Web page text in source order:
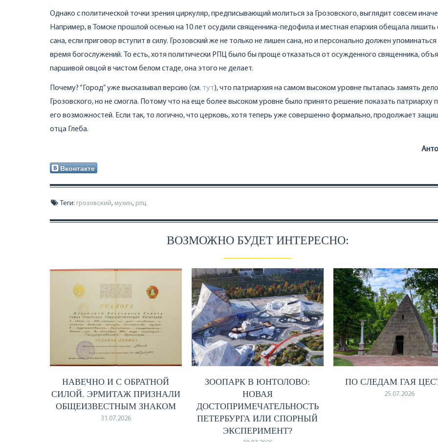
Однако с политической точки зрения циркуляр, предписывающий молиться за Грозовского, выглядит совсем
Например, в Томске прошлой осенью на 10 лет осудили священника-педофила и местная епархия обещала лишить
сана, если приговор вступит в силу. Грозовский же не только не лишен сана, но и персонально должен упоминаться
время богослужений. То есть, хотя политически РПЦ было бы проще отказаться от осужденного священника,
паршивой овцой в чистом белом стаде, она этого не делает.
Почему? “Город” уже высказывал версию (см. тут), что патриархия на самом высоком уровне пыталась замять дело
Грозовского, но не смогла. Потому что на еще более высоком уровне было принято решение показать патриарху
его возможностей. Если так, то логично, что церковь, хотя теперь уже совершенно формально, продолжает
отца Глеба.
Вконтакте
Теги: грозовский, мухин, рпц
ВОЗМОЖНО БУДЕТ ИНТЕРЕСНО:
НАВЕЧНО И С ОБРАТНОЙ
СИЛОЙ. ЭРМИТАЖ ПРИЗНАЛИ
ОБЩЕИЗВЕСТНЫМ ЗНАКОМ
31.07.2026
ЗООПАРК В ЮНТОЛОВО:
НОВАЯ
ДОСТОПРИМЕЧАТЕЛЬНОСТЬ
ПЕТЕРБУРГА ИЛИ СПОРНЫЙ
ЭКСПЕРИМЕНТ?
ПО СЛЕДАМ ГАЯ
25.07.2026